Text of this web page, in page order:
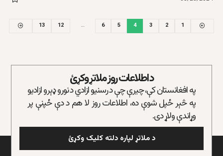
1
2
3
4
5
6
…
12
13
د اطلاعات روز ملاتړ وکړئ
په افغانستان کې، چیرې چې د رسنیو ازادي د نورو ډېرو ازادیو
په څېر ځپل شوې ده، اطلاعات روز لا هم د دې ځپنې پر
وړاندې ولاړ دی.
د ملاتړ لپاره دلته کلیک وکړئ